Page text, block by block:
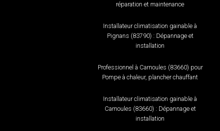
réparation et maintenance
Installateur climatisation gainable à
Pignans (83790) : Dépannage et
installation
Professionnel à Carnoules (83660) pour
Pompe à chaleur, plancher chauffant
Installateur climatisation gainable à
Carnoules (83660) : Dépannage et
installation